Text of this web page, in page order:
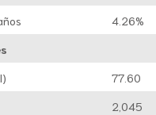
4.26%
77.60
2,045